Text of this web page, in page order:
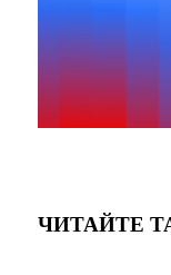
ЧИТАЙТЕ